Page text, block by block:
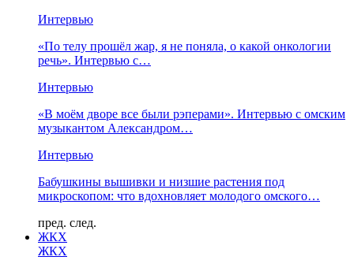
Интервью
«По телу прошёл жар, я не поняла, о какой онкологии
речь». Интервью с…
Интервью
«В моём дворе все были рэперами». Интервью с омским
музыкантом Александром…
Интервью
Бабушкины вышивки и низшие растения под
микроскопом: что вдохновляет молодого омского…
пред. след.
ЖКХ
ЖКХ